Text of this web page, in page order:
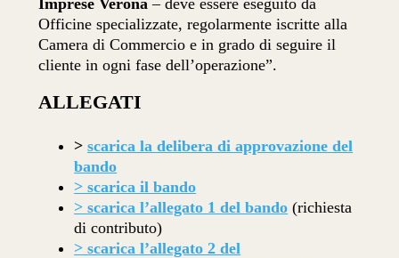
Officine specializzate, regolarmente iscritte alla
Camera di Commercio e in grado di seguire il
cliente in ogni fase dell’operazione”.
ALLEGATI
>scarica la delibera di approvazione del
bando
>scarica il bando
>scarica l’allegato 1 del bando (richiesta
di contributo)
>scarica l’allegato 2 del